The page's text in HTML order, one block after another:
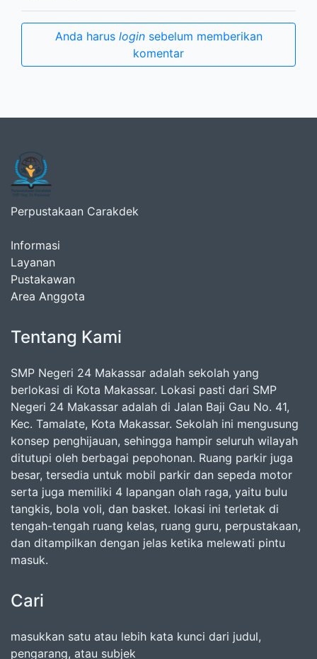
Anda harus loginsebelum memberikan
komentar
Perpustakaan Carakdek
Informasi
Layanan
Pustakawan
Area Anggota
Tentang Kami
SMP Negeri 24 Makassar adalah sekolah yang
berlokasi di Kota Makassar. Lokasi pasti dari SMP
Negeri 24 Makassar adalah di Jalan Baji Gau No. 41,
Kec. Tamalate, Kota Makassar. Sekolah ini mengusung
konsep penghijauan, sehingga hampir seluruh wilayah
ditutupi oleh berbagai pepohonan. Ruang parkir juga
besar, tersedia untuk mobil parkir dan sepeda motor
serta juga memiliki 4 lapangan olah raga, yaitu bulu
tangkis, bola voli, dan basket. lokasi ini terletak di
tengah-tengah ruang kelas, ruang guru, perpustakaan,
dan ditampilkan dengan jelas ketika melewati pintu
masuk.
Cari
masukkan satu atau lebih kata kunci dari judul,
pengarang, atau subjek